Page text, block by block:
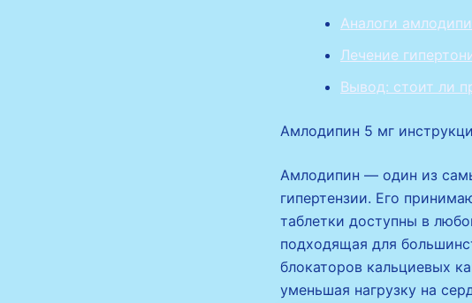
Аналоги
Лечение
Вывод: стоит ли
Амлодипин 5 мг
Амлодипин — один из
гипертензии. Его
таблетки доступны в
подходящая для
блокаторов кальциевых
уменьшая нагрузку на